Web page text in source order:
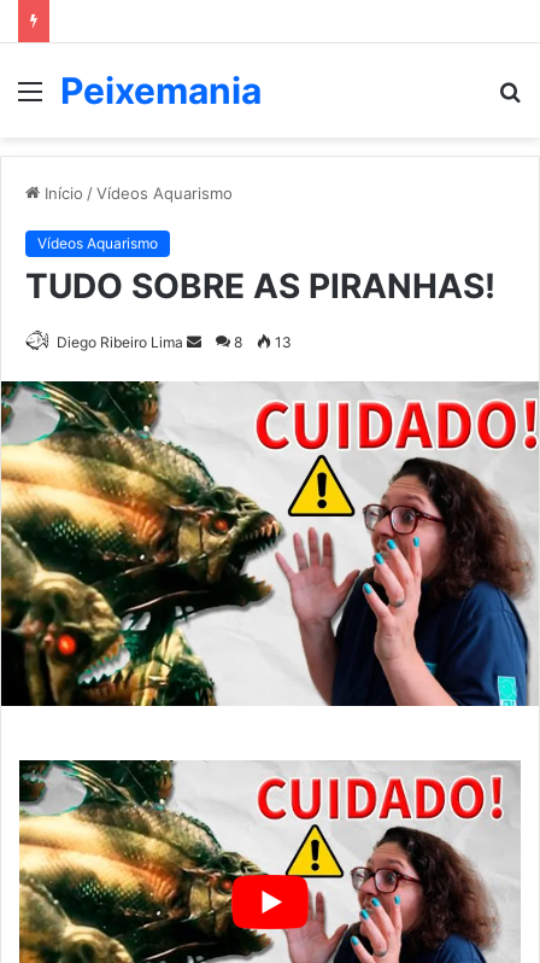
Menu
Peixemania
Início /Vídeos Aquarismo
Vídeos Aquarismo
TUDO SOBRE AS PIRANHAS!
Diego Ribeiro Lima
Mande
8 13